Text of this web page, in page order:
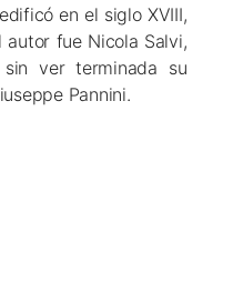
en el siglo XVIII,
fue Nicola Salvi,
ver terminada su
Pannini.